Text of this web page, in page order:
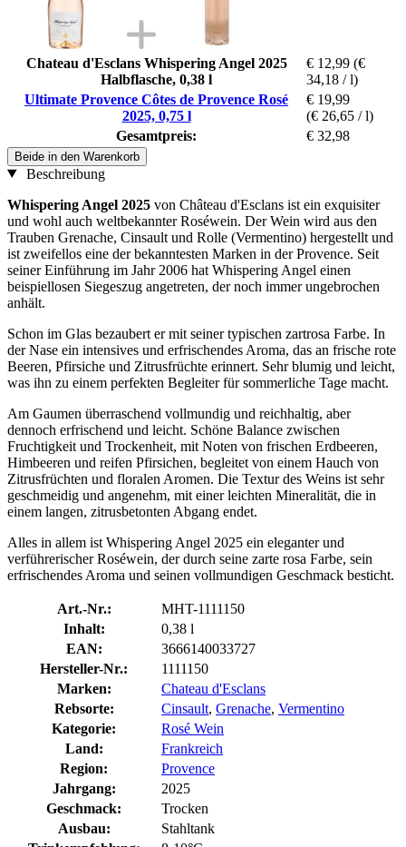
Chateau d'Esclans Whispering Angel 2025
Halbflasche, 0,38 l
€ 12,99 (€
34,18 / l)
Ultimate Provence Côtes de Provence Rosé
2025, 0,75 l
€ 19,99
(€ 26,65 / l)
Gesamtpreis:
€ 32,98
Beide in den Warenkorb
Beschreibung
Whispering Angel 2025 von Château d'Esclans ist ein exquisiter
und wohl auch weltbekannter Roséwein. Der Wein wird aus den
Trauben Grenache, Cinsault und Rolle (Vermentino) hergestellt und
ist zweifellos eine der bekanntesten Marken in der Provence. Seit
seiner Einführung im Jahr 2006 hat Whispering Angel einen
beispiellosen Siegeszug angetreten, der noch immer ungebrochen
anhält.
Schon im Glas bezaubert er mit seiner typischen zartrosa Farbe. In
der Nase ein intensives und erfrischendes Aroma, das an frische rote
Beeren, Pfirsiche und Zitrusfrüchte erinnert. Sehr blumig und leicht,
was ihn zu einem perfekten Begleiter für sommerliche Tage macht.
Am Gaumen überraschend vollmundig und reichhaltig, aber
dennoch erfrischend und leicht. Schöne Balance zwischen
Fruchtigkeit und Trockenheit, mit Noten von frischen Erdbeeren,
Himbeeren und reifen Pfirsichen, begleitet von einem Hauch von
Zitrusfrüchten und floralen Aromen. Die Textur des Weins ist sehr
geschmeidig und angenehm, mit einer leichten Mineralität, die in
einem langen, zitrusbetonten Abgang endet.
Alles in allem ist Whispering Angel 2025 ein eleganter und
verführerischer Roséwein, der durch seine zarte rosa Farbe, sein
erfrischendes Aroma und seinen vollmundigen Geschmack besticht.
Art.-Nr.:
MHT-1111150
Inhalt:
0,38 l
EAN:
3666140033727
Hersteller-Nr.:
1111150
Marken:
Chateau d'Esclans
Rebsorte:
Cinsault, Grenache, Vermentino
Kategorie:
Rosé Wein
Land:
Frankreich
Region:
Provence
Jahrgang:
2025
Geschmack:
Trocken
Ausbau:
Stahltank